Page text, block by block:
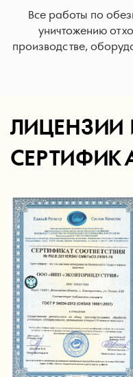
Все работы по
уничтожению
производстве,
ЛИЦЕНЗИИ